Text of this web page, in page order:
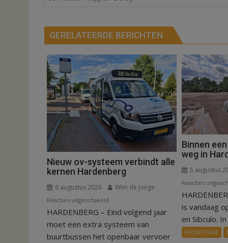
GERELATEERDE BERICHTEN
Nieuw ov-systeem verbindt alle
kernen Hardenberg
6 augustus 2026 Wim de Jonge
Reacties uitgeschakeld
Nieuw
ov-
systeem
HARDENBERG – Eind volgend jaar
moet een extra systeem van
buurtbussen het openbaar vervoer
Binnen
weg in
5 augustus
Reacties
is vandaag
en Sibculo.
FRONTPAGE